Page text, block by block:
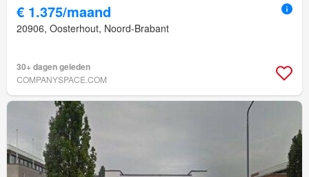
€ 1.375/maand
20906, Oosterhout, Noord-Brabant
30+ dagen geleden
COMPANYSPACE.COM